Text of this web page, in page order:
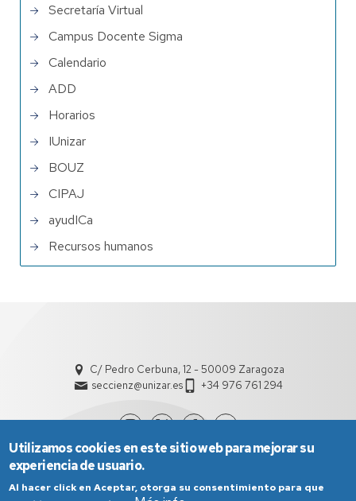
Secretaría Virtual
Campus Docente Sigma
Calendario
ADD
Horarios
IUnizar
BOUZ
CIPAJ
ayudICa
Recursos humanos
C/ Pedro Cerbuna, 12 - 50009 Zaragoza
seccienz@unizar.es
+34 976 761 294
Utilizamos cookies en este sitio web para mejorar su
experiencia de usuario.
Al hacer click en Aceptar, otorga su consentimiento para que